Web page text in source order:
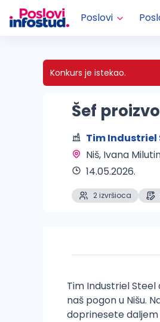
Poslovi
Konkurs je istekao.
Šef
Tim Industriel
Niš, Ivana
14.05.2026.
2 izvršioca
Tim Industriel
naš pogon u Nišu.
doprinesete daljem